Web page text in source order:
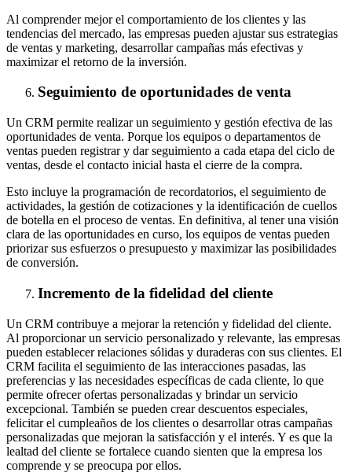
Al comprender mejor el comportamiento de los clientes y las
tendencias del mercado, las empresas pueden ajustar sus estrategias
de ventas y marketing, desarrollar campañas más efectivas y
maximizar el retorno de la inversión.
Seguimiento de oportunidades de venta
Un CRM permite realizar un seguimiento y gestión efectiva de las
oportunidades de venta. Porque los equipos o departamentos de
ventas pueden registrar y dar seguimiento a cada etapa del ciclo de
ventas, desde el contacto inicial hasta el cierre de la compra.
Esto incluye la programación de recordatorios, el seguimiento de
actividades, la gestión de cotizaciones y la identificación de cuellos
de botella en el proceso de ventas. En definitiva, al tener una visión
clara de las oportunidades en curso, los equipos de ventas pueden
priorizar sus esfuerzos o presupuesto y maximizar las posibilidades
de conversión.
Incremento de la fidelidad del cliente
Un CRM contribuye a mejorar la retención y fidelidad del cliente.
Al proporcionar un servicio personalizado y relevante, las empresas
pueden establecer relaciones sólidas y duraderas con sus clientes. El
CRM facilita el seguimiento de las interacciones pasadas, las
preferencias y las necesidades específicas de cada cliente, lo que
permite ofrecer ofertas personalizadas y brindar un servicio
excepcional. También se pueden crear descuentos especiales,
felicitar el cumpleaños de los clientes o desarrollar otras campañas
personalizadas que mejoran la satisfacción y el interés. Y es que la
lealtad del cliente se fortalece cuando sienten que la empresa los
comprende y se preocupa por ellos.